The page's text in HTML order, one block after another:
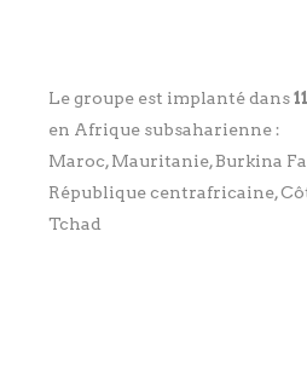
Le groupe est implanté dans
en Afrique subsaharienne :
Maroc, Mauritanie, Burkina
République centrafricaine,
Tchad